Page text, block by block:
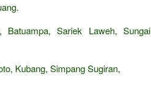
Batuampa, Sariek Laweh, Sungai
Kubang, Simpang Sugiran,